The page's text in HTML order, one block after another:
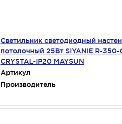
Светильник светодиодный
потолочный 25Вт SIYANIE R-350-
CRYSTAL-IP20 MAYSUN
Артикул
Производитель